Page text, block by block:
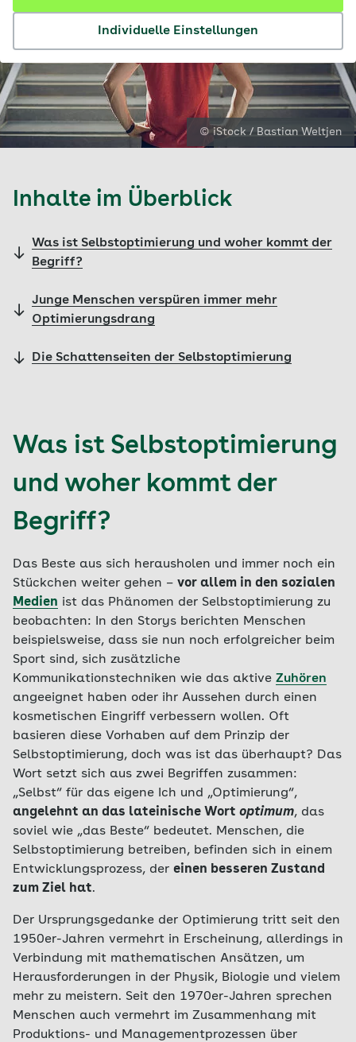
Individuelle Einstellungen
© iStock / Bastian Weltjen
Inhalte im Überblick
Was ist Selbstoptimierung und woher kommt der
Begriff?
Junge Menschen verspüren immer mehr
Optimierungsdrang
Die Schattenseiten der Selbstoptimierung
Was ist Selbstoptimierung
und woher kommt der
Begriff?
Das Beste aus sich herausholen und immer noch ein
Stückchen weiter gehen – vor allem in den sozialen
Medien ist das Phänomen der Selbstoptimierung zu
beobachten: In den Storys berichten Menschen
beispielsweise, dass sie nun noch erfolgreicher beim
Sport sind, sich zusätzliche
Kommunikationstechniken wie das aktive Zuhören
angeeignet haben oder ihr Aussehen durch einen
kosmetischen Eingriff verbessern wollen. Oft
basieren diese Vorhaben auf dem Prinzip der
Selbstoptimierung, doch was ist das überhaupt? Das
Wort setzt sich aus zwei Begriffen zusammen:
„Selbst“ für das eigene Ich und „Optimierung“,
angelehnt an das lateinische Wort optimum, das
soviel wie „das Beste“ bedeutet. Menschen, die
Selbstoptimierung betreiben, befinden sich in einem
Entwicklungsprozess, der einen besseren Zustand
zum Ziel hat.
Der Ursprungsgedanke der Optimierung tritt seit den
1950er-Jahren vermehrt in Erscheinung, allerdings in
Verbindung mit mathematischen Ansätzen, um
Herausforderungen in der Physik, Biologie und vielem
mehr zu meistern. Seit den 1970er-Jahren sprechen
Menschen auch vermehrt im Zusammenhang mit
Produktions- und Managementprozessen über